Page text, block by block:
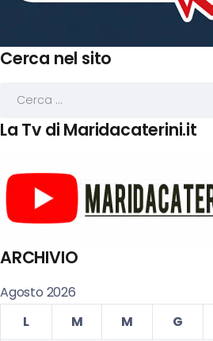
Cerca nel sito
La Tv di Maridacaterini.it
ARCHIVIO
Agosto 2026
L
M M G